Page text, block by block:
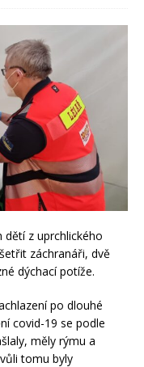
dětí z uprchlického
záchranáři, dvě
dýchací potíže.
po dlouhé
covid-19 se podle
měly rýmu a
tomu byly